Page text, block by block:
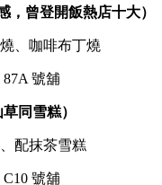
品。以下是網民極力推